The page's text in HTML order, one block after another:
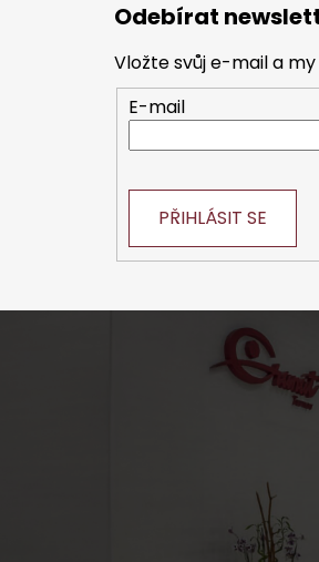
Odebírat
Vložte svůj e-mail a
E-mail
PŘIHLÁSIT SE